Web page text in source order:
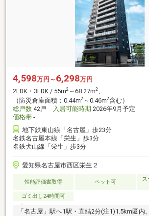
4,598万円～ 6,298万円
2LDK・3LDK / 55m2 ～68.27m2、
（防災倉庫面積：0.44m2 ～0.46m2含む）
総戸数 42戸 入居可能時期 2026年9月予定
価格帯 -
地下鉄東山線「名古屋」歩23分
名鉄名古屋本線「栄生」歩3分
名鉄犬山線「栄生」歩3分
愛知県名古屋市西区栄生２
性能評価書取得 ペット可
ス
ゴミ出し24時間可
「名古屋」駅へ1駅・直結2分(注1)1.5km圏内